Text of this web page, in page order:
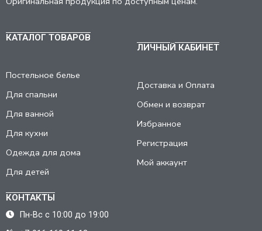
КАТАЛОГ ТОВАРОВ
Постельное белье
Для спальни
Для ванной
Для кухни
Одежда для дома
Для детей
ЛИЧНЫЙ КАБИНЕТ
Доставка и Оплата
Обмен и возврат
Избранное
Регистрация
Мой аккаунт
КОНТАКТЫ
Пн-Вс с 10:00 до 19:00